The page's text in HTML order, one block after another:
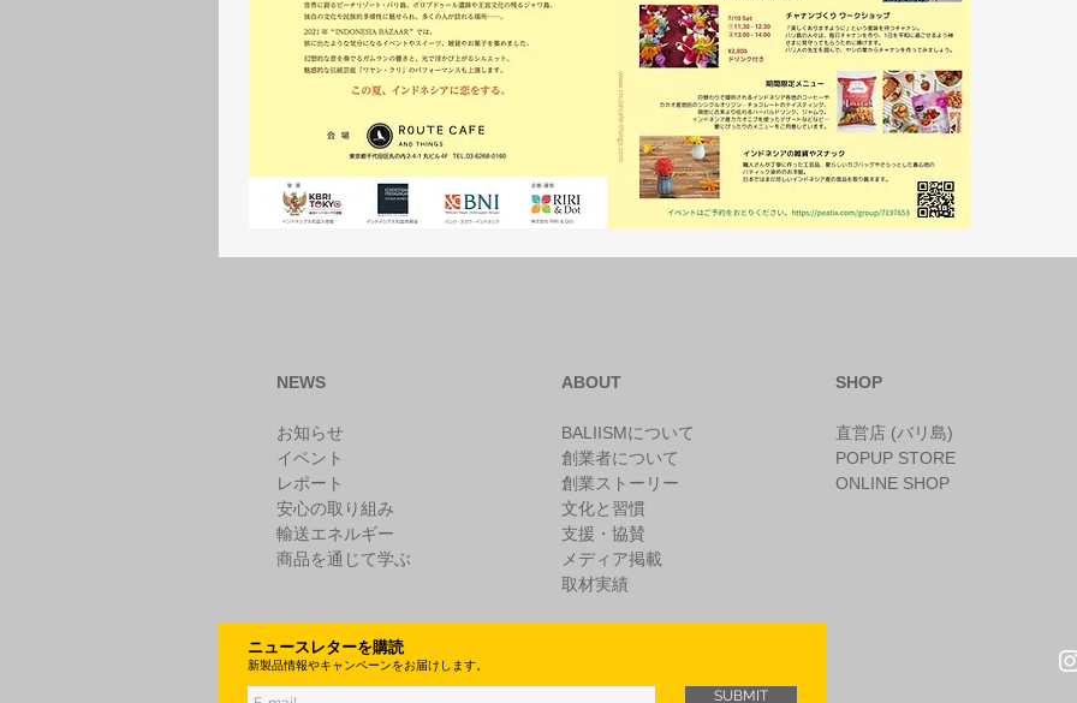
NEWS
お知らせ
イベント
レポート
安心の取り組み
輸送エネルギー
商品を通じて学ぶ
ABOUT
BALIISMについて
創業者について
創業ストーリー
文化と習慣
支援・協賛
メディア掲載
​取材実績
SHOP
直営店 (バリ島)
POPUP STORE
ONLINE SHOP
ニュースレターを購読
新製品情報やキャンペーンをお届けします。
SUBMIT